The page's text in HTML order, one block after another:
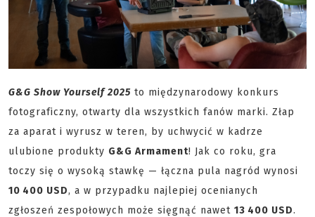
G&G Show Yourself 2025 to międzynarodowy konkurs
fotograficzny, otwarty dla wszystkich fanów marki. Złap
za aparat i wyrusz w teren, by uchwycić w kadrze
ulubione produkty G&G Armament! Jak co roku, gra
toczy się o wysoką stawkę — łączna pula nagród wynosi
10 400 USD, a w przypadku najlepiej ocenianych
zgłoszeń zespołowych może sięgnąć nawet 13 400 USD.